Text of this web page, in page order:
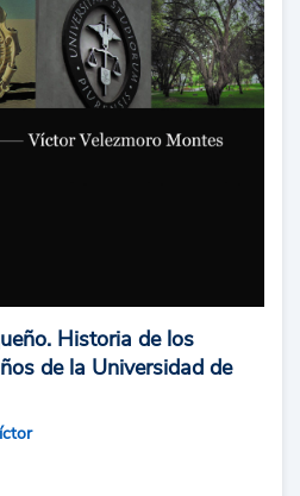
Historia de los
de la Universidad de